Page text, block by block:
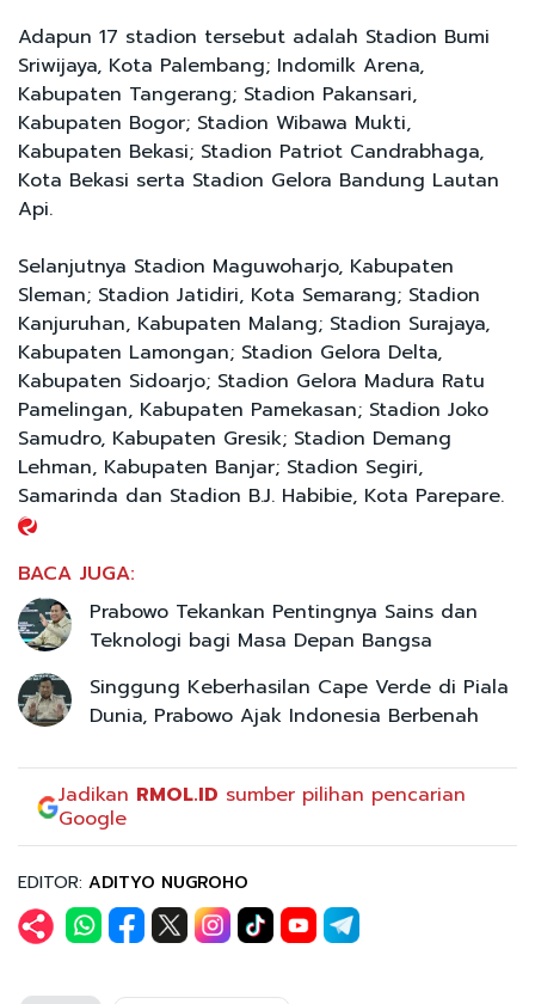
Adapun 17 stadion tersebut adalah Stadion Bumi
Sriwijaya, Kota Palembang; Indomilk Arena,
Kabupaten Tangerang; Stadion Pakansari,
Kabupaten Bogor; Stadion Wibawa Mukti,
Kabupaten Bekasi; Stadion Patriot Candrabhaga,
Kota Bekasi serta Stadion Gelora Bandung Lautan
Api.
Selanjutnya Stadion Maguwoharjo, Kabupaten
Sleman; Stadion Jatidiri, Kota Semarang; Stadion
Kanjuruhan, Kabupaten Malang; Stadion Surajaya,
Kabupaten Lamongan; Stadion Gelora Delta,
Kabupaten Sidoarjo; Stadion Gelora Madura Ratu
Pamelingan, Kabupaten Pamekasan; Stadion Joko
Samudro, Kabupaten Gresik; Stadion Demang
Lehman, Kabupaten Banjar; Stadion Segiri,
Samarinda dan Stadion B.J. Habibie, Kota Parepare.
BACA JUGA:
Prabowo Tekankan Pentingnya Sains dan
Teknologi bagi Masa Depan Bangsa
Singgung Keberhasilan Cape Verde di Piala
Dunia, Prabowo Ajak Indonesia Berbenah
Jadikan RMOL.ID sumber pilihan pencarian
Google
EDITOR: ADITYO NUGROHO